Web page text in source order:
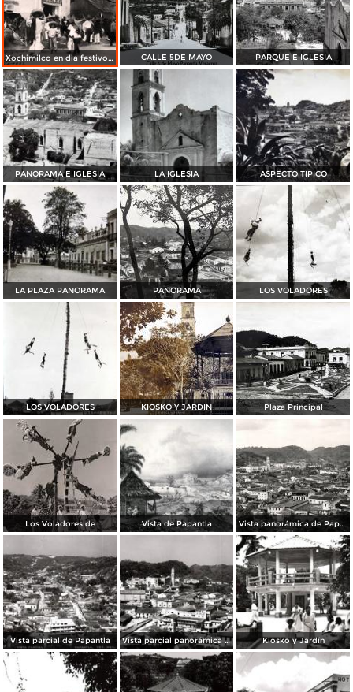
Xochimilco en dia festivo Por el Fotógrafos Hugo Brehme CALLE 5DE MAYO PARQUE E IGLESIA
PANORAMA E IGLESIA LA IGLESIA ASPECTO TIPICO
LA PLAZA PANORAMA PANORAMA LOS VOLADORES
LOS VOLADORES KIOSKO Y JARDIN Plaza Principal
Los Voladores de Vista de Papantla Vista panorámica de Papantla
Vista parcial de Papantla Vista parcial panorámica de la zona centro Kiosko y Jardín